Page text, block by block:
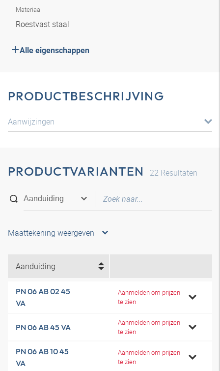
Materiaal
Roestvast staal
Alle eigenschappen
PRODUCTBESCHRIJVING
Aanwijzingen
PRODUCTVARIANTEN 22 Resultaten
Maattekening weergeven
Aanduiding
PN 06 AB 02 45
VA
Aanmelden om prijzen
te zien
PN 06 AB 45 VA
Aanmelden om prijzen
te zien
PN 06 AB 10 45
VA
Aanmelden om prijzen
te zien